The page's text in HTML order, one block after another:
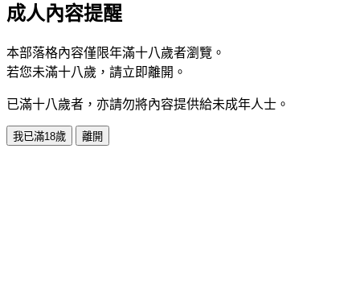
成人內容提醒
本部落格內容僅限年滿十八歲者瀏覽。
若您未滿十八歲，請立即離開。
已滿十八歲者，亦請勿將內容提供給未成年人士。
我已滿18歲 離開